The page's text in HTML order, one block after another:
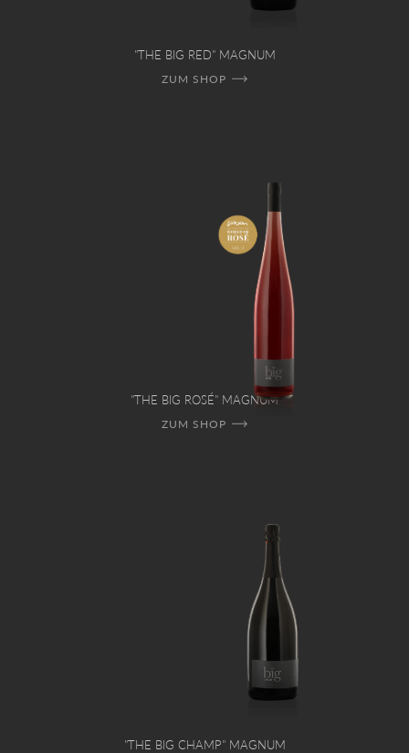
"THE BIG RED" MAGNUM
ZUM SHOP
"THE BIG ROSÉ" MAGNUM
ZUM SHOP
"THE BIG CHAMP" MAGNUM